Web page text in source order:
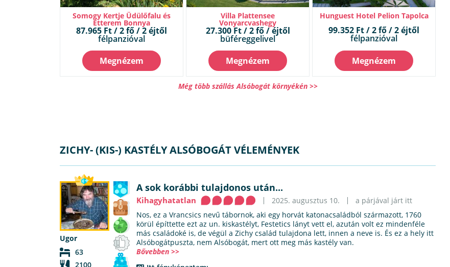
Somogy Kertje Üdülőfalu és
Étterem Bonnya
87.965 Ft / 2 fő / 2 éjtől
félpanzióval
Megnézem
Villa Plattensee
Vonyarcvashegy
27.300 Ft / 2 fő / éjtől
büféreggelivel
Megnézem
Hunguest Hotel Pelion Tapolca
99.352 Ft / 2 fő / 2 éjtől
félpanzióval
Megnézem
Még több szállás Alsóbogát környékén >>
ZICHY- (KIS-) KASTÉLY ALSÓBOGÁT VÉLEMÉNYEK
Ugor
63
2100
A sok korábbi tulajdonos után...
Kihagyhatatlan 2025. augusztus 10.
a párjával járt itt
Nos, ez a Vrancsics nevű tábornok, aki egy horvát katonacsaládból származott, 1760
körül építtette ezt az un. kiskastélyt, Festetics lányt vett el, azután volt ez mindenféle
más családoké is, de végül a Zichy család tulajdona lett, innen a neve is. És ez a hely itt
Alsóbogátpuszta, nem Alsóbogát, mert ott meg más kastély van.
Bővebben >>